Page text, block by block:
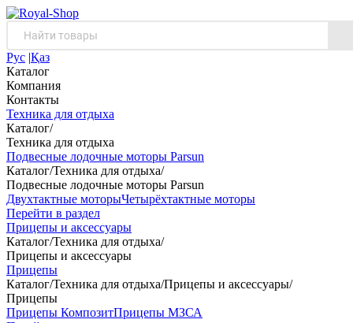
Рус |Қаз
Каталог
Компания
Контакты
Техника для отдыха
Каталог/
Техника для отдыха
Подвесные лодочные моторы Parsun
Каталог/Техника для отдыха/
Подвесные лодочные моторы Parsun
Двухтактные моторыЧетырёхтактные моторы
Перейти в раздел
Прицепы и аксессуары
Каталог/Техника для отдыха/
Прицепы и аксессуары
Прицепы
Каталог/Техника для отдыха/Прицепы и аксессуары/
Прицепы
Прицепы КомпозитПрицепы МЗСА